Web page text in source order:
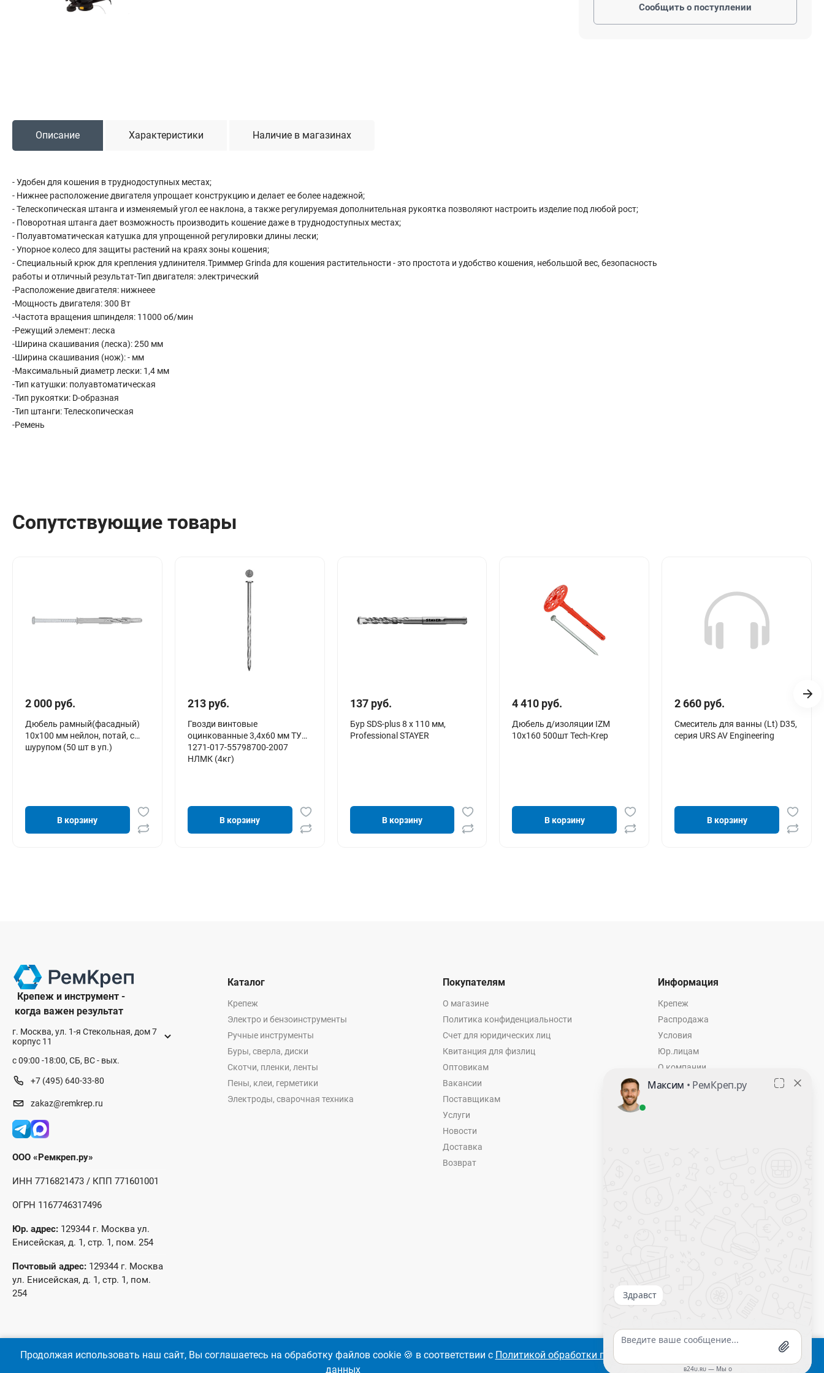
Садовая техника
Электростроительное оборудование
Автомобильный инструмент
Щетки, скребки и лопаты автомобильные
Тали цепные
Полотна противопожарные
Шкафы пожарные
Щиты, ящики, стенды
Жидкое стекло
Сантехника
Соединители сантехнические
Таймеры подачи воды
Водонагреватели накопительные
Тройники сантехнические
Сообщить о поступлении
Описание Характеристики Наличие в магазинах
- Удобен для кошения в труднодоступных местах;
- Нижнее расположение двигателя упрощает конструкцию и делает ее более надежной;
- Телескопическая штанга и изменяемый угол ее наклона, а также регулируемая дополнительная рукоятка позволяют настроить изделие под любой рост;
- Поворотная штанга дает возможность производить кошение даже в труднодоступных местах;
- Полуавтоматическая катушка для упрощенной регулировки длины лески;
- Упорное колесо для защиты растений на краях зоны кошения;
- Специальный крюк для крепления удлинителя.Триммер Grinda для кошения растительности - это простота и удобство кошения, небольшой вес, безопасность
работы и отличный результат-Тип двигателя: электрический
-Расположение двигателя: нижнеее
-Мощность двигателя: 300 Вт
-Частота вращения шпинделя: 11000 об/мин
-Режущий элемент: леска
-Ширина скашивания (леска): 250 мм
-Ширина скашивания (нож): - мм
-Максимальный диаметр лески: 1,4 мм
-Тип катушки: полуавтоматическая
-Тип рукоятки: D-образная
-Тип штанги: Телескопическая
-Ремень
Сопутствующие товары
2 000 руб.
Дюбель рамный(фасадный)
10х100 мм нейлон, потай, с
шурупом (50 шт в уп.)
В корзину
213 руб.
Гвозди винтовые
оцинкованные 3,4х60 мм ТУ
1271-017-55798700-2007
НЛМК (4кг)
В корзину
137 руб.
Бур SDS-plus 8 x 110 мм,
Professional STAYER
В корзину
4 410 руб.
Дюбель д/изоляции IZM
10х160 500шт Tech-Krep
В корзину
2 660 руб.
Смеситель для ванны (Lt) D35,
серия URS AV Engineering
В корзину
Крепеж и инструмент -
когда важен результат
г. Москва, ул. 1-я Стекольная, дом 7
корпус 11
с 09:00 -18:00, СБ, ВС - вых.
+7 (495) 640-33-80
zakaz@remkrep.ru
ООО «Ремкреп.ру»
ИНН 7716821473 / КПП 771601001
ОГРН 1167746317496
Юр. адрес: 129344 г. Москва ул.
Енисейская, д. 1, стр. 1, пом. 254
Почтовый адрес: 129344 г. Москва
ул. Енисейская, д. 1, стр. 1, пом.
254
Каталог
Крепеж
Электро и бензоинструменты
Ручные инструменты
Буры, сверла, диски
Скотчи, пленки, ленты
Пены, клеи, герметики
Электроды, сварочная техника
Покупателям
О магазине
Политика конфиденциальности
Счет для юридических лиц
Квитанция для физлиц
Оптовикам
Вакансии
Поставщикам
Услуги
Новости
Доставка
Возврат
Информация
Крепеж
Распродажа
Условия
Юр.лицам
О компании
Контакты
Продолжая использовать наш сайт, Вы соглашаетесь на обработку файлов cookie 🍪 в соответствии с Политикой обработки персональных
данных
Согласиться Подробнее